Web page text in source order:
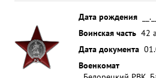
Дата рождения
Воинская часть 42
Дата документа
Военкомат